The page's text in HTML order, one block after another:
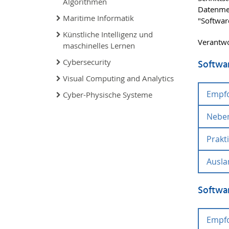
Maritime Informatik
Künstliche Intelligenz und
maschinelles Lernen
Cybersecurity
Visual Computing and Analytics
Cyber-Physische Systeme
Als
sowie
Es